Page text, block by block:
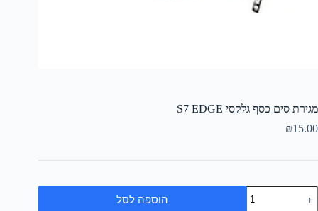
מגירת סים כסף גלקסי S7 EDGE
₪15.00
הוספה לסל